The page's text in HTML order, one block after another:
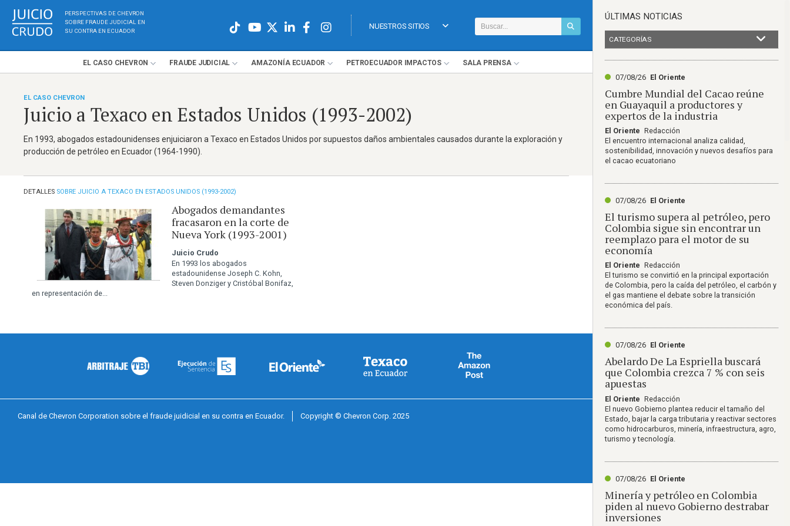
PERSPECTIVAS DE CHEVRON
SOBRE FRAUDE JUDICIAL EN
SU CONTRA EN ECUADOR
NUESTROS SITIOS
EL CASO CHEVRON FRAUDE JUDICIAL AMAZONÍA ECUADOR PETROECUADOR IMPACTOS SALA PRENSA
EL CASO CHEVRON
Juicio a Texaco en Estados Unidos (1993-2002)
En 1993, abogados estadounidenses enjuiciaron a Texaco en Estados Unidos por supuestos daños ambientales causados durante la exploración y
producción de petróleo en Ecuador (1964-1990).
DETALLES SOBRE JUICIO A TEXACO EN ESTADOS UNIDOS (1993-2002)
Abogados demandantes
fracasaron en la corte de
Nueva York (1993-2001)
Juicio Crudo
En 1993 los abogados
estadounidense Joseph C. Kohn,
Steven Donziger y Cristóbal Bonifaz,
en representación de...
Canal de Chevron Corporation sobre el fraude juidicial en su contra en Ecuador. Copyright © Chevron Corp. 2025
ÚLTIMAS NOTICIAS
CATEGORÍAS
07/08/26 El Oriente
Cumbre Mundial del Cacao reúne
en Guayaquil a productores y
expertos de la industria
El Oriente Redacción
El encuentro internacional analiza calidad,
sostenibilidad, innovación y nuevos desafíos para
el cacao ecuatoriano
07/08/26 El Oriente
El turismo supera al petróleo, pero
Colombia sigue sin encontrar un
reemplazo para el motor de su
economía
El Oriente Redacción
El turismo se convirtió en la principal exportación
de Colombia, pero la caída del petróleo, el carbón y
el gas mantiene el debate sobre la transición
económica del país.
07/08/26 El Oriente
Abelardo De La Espriella buscará
que Colombia crezca 7 % con seis
apuestas
El Oriente Redacción
El nuevo Gobierno plantea reducir el tamaño del
Estado, bajar la carga tributaria y reactivar sectores
como hidrocarburos, minería, infraestructura, agro,
turismo y tecnología.
07/08/26 El Oriente
Minería y petróleo en Colombia
piden al nuevo Gobierno destrabar
inversiones